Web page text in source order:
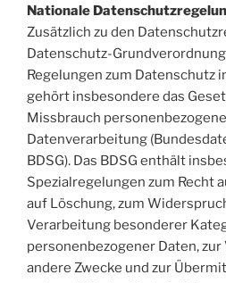
Nationale
Zusätzlich zu den
Datenschutz-
Regelungen zum Datenschutz
gehört insbesondere das
Missbrauch
Datenverarbeitung
BDSG). Das BDSG enthält
Spezialregelungen zum Recht
auf Löschung, zum
Verarbeitung besonderer
personenbezogener Daten,
andere Zwecke und zur